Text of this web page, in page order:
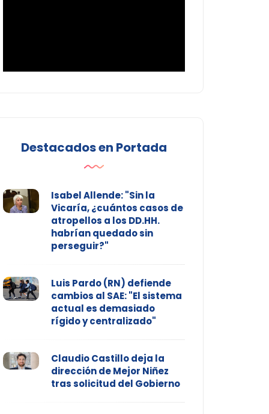
Destacados en Portada
Isabel Allende: "Sin la
Vicaría, ¿cuántos casos de
atropellos a los DD.HH.
habrían quedado sin
perseguir?"
Luis Pardo (RN) defiende
cambios al SAE: "El sistema
actual es demasiado
rígido y centralizado"
Claudio Castillo deja la
dirección de Mejor Niñez
tras solicitud del Gobierno